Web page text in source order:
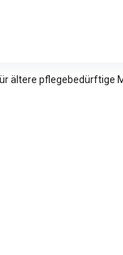
ältere pflegebedürftige